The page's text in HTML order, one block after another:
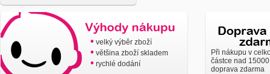
• velký výběr zboží
• většina zboží skladem
• rychlé dodání
Při nákupu v
částce nad
doprava zdarma